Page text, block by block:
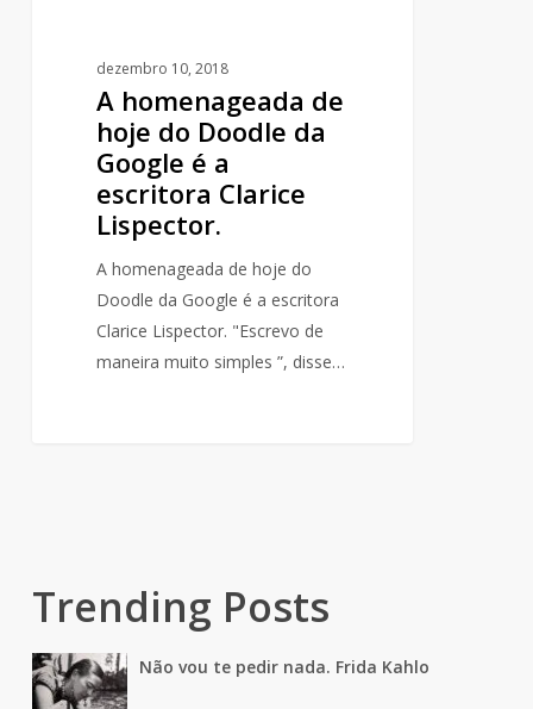
Lispector.
dezembro 10, 2018
A homenageada de
hoje do Doodle da
Google é a
escritora Clarice
Lispector.
A homenageada de hoje do
Doodle da Google é a escritora
Clarice Lispector. "Escrevo de
maneira muito simples ”, disse…
Trending Posts
Não vou te pedir nada. Frida Kahlo